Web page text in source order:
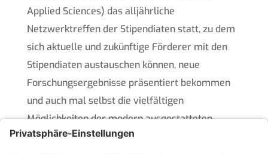
Applied Sciences) das alljährliche
Netzwerktreffen der Stipendiaten statt, zu dem
sich aktuelle und zukünftige Förderer mit den
Stipendiaten austauschen können, neue
Forschungsergebnisse präsentiert bekommen
und auch mal selbst die vielfältigen
Möglichkeiten der modern ausgestatteten
Labore der HSD erleben können. Dies stellte